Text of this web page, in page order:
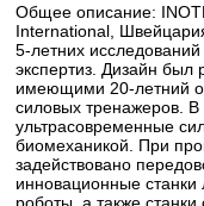
Общее описание:
International,
5-летних
экспертиз. Дизайн
имеющими 20-летний
силовых тренажеров. В
ультрасовременные
биомеханикой. При
задействовано
инновационные
роботы, а также